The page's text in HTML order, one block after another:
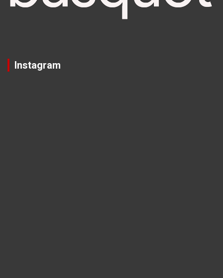
Instagram